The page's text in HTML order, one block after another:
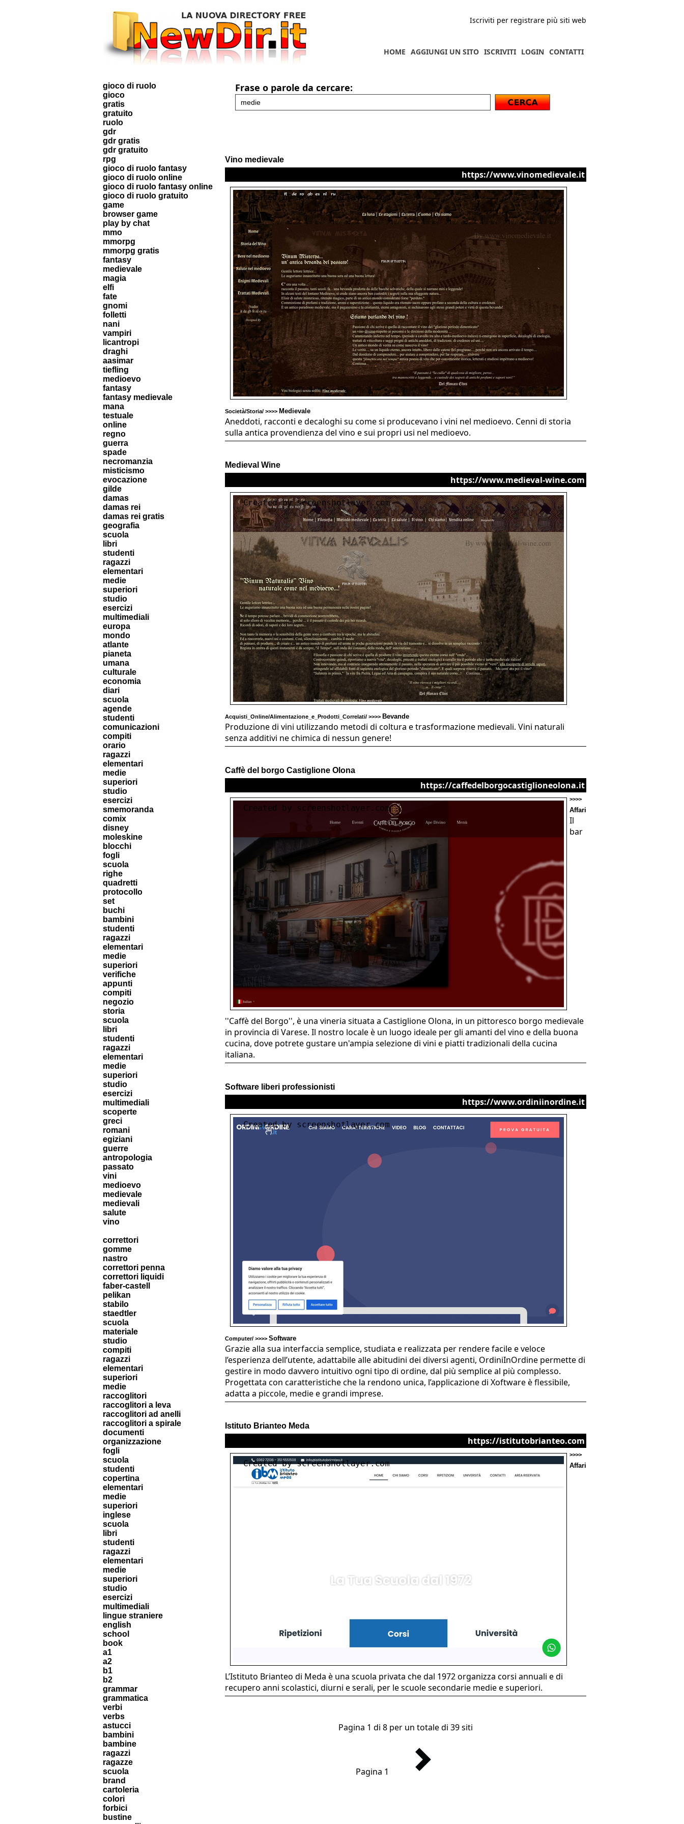
Iscriviti per registrare più siti web
CONTATTI
LOGIN
ISCRIVITI
AGGIUNGI UN SITO
HOME
gioco di ruolo
gioco
gratis
gratuito
ruolo
gdr
gdr gratis
gdr gratuito
rpg
gioco di ruolo fantasy
gioco di ruolo online
gioco di ruolo fantasy online
gioco di ruolo gratuito
game
browser game
play by chat
mmo
mmorpg
mmorpg gratis
fantasy
medievale
magia
elfi
fate
gnomi
folletti
nani
vampiri
licantropi
draghi
aasimar
tiefling
medioevo
fantasy
fantasy medievale
mana
testuale
online
regno
guerra
spade
necromanzia
misticismo
evocazione
gilde
damas
damas rei
damas rei gratis
geografia
scuola
libri
studenti
ragazzi
elementari
medie
superiori
studio
esercizi
multimediali
europa
mondo
atlante
pianeta
umana
culturale
economia
diari
scuola
agende
studenti
comunicazioni
compiti
orario
ragazzi
elementari
medie
superiori
studio
esercizi
smemoranda
comix
disney
moleskine
blocchi
fogli
scuola
righe
quadretti
protocollo
set
buchi
bambini
studenti
ragazzi
elementari
medie
superiori
verifiche
appunti
compiti
negozio
storia
scuola
libri
studenti
ragazzi
elementari
medie
superiori
studio
esercizi
multimediali
scoperte
greci
romani
egiziani
guerre
antropologia
passato
vini
medioevo
medievale
medievali
salute
vino
correttori
gomme
nastro
correttori penna
correttori liquidi
faber-castell
pelikan
stabilo
staedtler
scuola
materiale
studio
compiti
ragazzi
elementari
superiori
medie
raccoglitori
raccoglitori a leva
raccoglitori ad anelli
raccoglitori a spirale
documenti
organizzazione
fogli
scuola
studenti
copertina
elementari
medie
superiori
inglese
scuola
libri
studenti
ragazzi
elementari
medie
superiori
studio
esercizi
multimediali
lingue straniere
english
school
book
a1
a2
b1
b2
grammar
grammatica
verbi
verbs
astucci
bambini
bambine
ragazzi
ragazze
scuola
brand
cartoleria
colori
forbici
bustine
Frase o parole da cercare:
Vino medievale
https://www.vinomedievale.it
Società/Storia/ >>>> Medievale
Aneddoti, racconti e decaloghi su come si producevano i vini nel medioevo. Cenni di storia
sulla antica provendienza del vino e sui propri usi nel medioevo.
Medieval Wine
https://www.medieval-wine.com
Acquisti_Online/Alimentazione_e_Prodotti_Correlati/ >>>> Bevande
Produzione di vini utilizzando metodi di coltura e trasformazione medievali. Vini naturali
senza additivi ne chimica di nessun genere!
Caffè del borgo Castiglione Olona
https://caffedelborgocastiglioneolona.it
>>>>
Affari
Il
bar
''Caffè del Borgo'', è una vineria situata a Castiglione Olona, in un pittoresco borgo medievale
in provincia di Varese. Il nostro locale è un luogo ideale per gli amanti del vino e della buona
cucina, dove potrete gustare un'ampia selezione di vini e piatti tradizionali della cucina
italiana.
Software liberi professionisti
https://www.ordiniinordine.it
Computer/ >>>> Software
Grazie alla sua interfaccia semplice, studiata e realizzata per rendere facile e veloce
l’esperienza dell’utente, adattabile alle abitudini dei diversi agenti, OrdiniInOrdine permette di
gestire in modo davvero intuitivo ogni tipo di ordine, dal più semplice al più complesso.
Progettata con caratteristiche che la rendono unica, l’applicazione di Xoftware è flessibile,
adatta a piccole, medie e grandi imprese.
Istituto Brianteo Meda
https://istitutobrianteo.com
>>>>
Affari
L’Istituto Brianteo di Meda è una scuola privata che dal 1972 organizza corsi annuali e di
recupero anni scolastici, diurni e serali, per le scuole secondarie medie e superiori.
Pagina 1 di 8 per un totale di 39 siti
Pagina 1